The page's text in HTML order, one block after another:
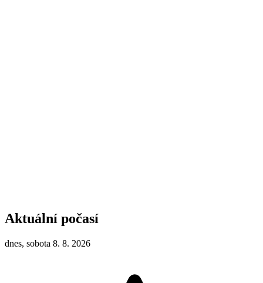
Aktuální počasí
dnes, sobota 8. 8. 2026